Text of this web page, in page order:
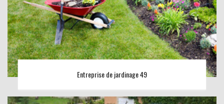
Entreprise de jardinage 49